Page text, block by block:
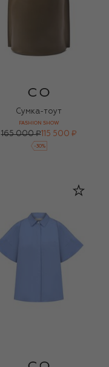
Сумка-тоут
FASHION SHOW
165 000 ₽115 500 ₽
-30%